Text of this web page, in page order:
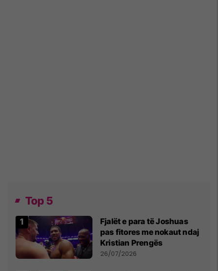
Top 5
Fjalët e para të Joshuas
pas fitores me nokaut ndaj
Kristian Prengës
26/07/2026